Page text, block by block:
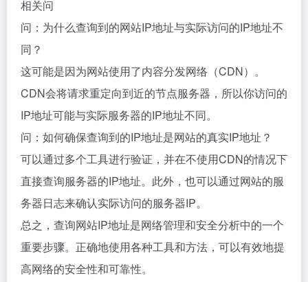
相关问
问：为什么查询到的网站IP地址与实际访问的IP地址不
同？
这可能是因为网站使用了内容分发网络（CDN）。
CDN会将请求重定向到近的节点服务器，所以你访问的
IP地址可能与实际服务器的IP地址不同。
问：如何确保查询到的IP地址是网站的真实IP地址？
可以通过多个工具进行验证，并在不使用CDN的情况下
直接查询服务器的IP地址。此外，也可以通过网站的服
务器日志来确认实际访问的服务器IP。
总之，查询网站IP地址是网络管理和安全分析中的一个
重要步骤。正确地使用各种工具和方法，可以有效地提
高网络的安全性和可靠性。